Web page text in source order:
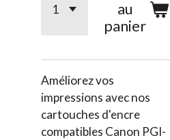
au
panier
Améliorez vos
impressions avec nos
cartouches d'encre
compatibles Canon PGI-